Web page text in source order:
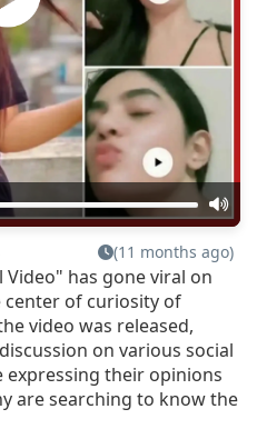
(11 months ago)
Video" has gone viral on
of curiosity of
video was released,
on various social
their opinions
are searching to know the